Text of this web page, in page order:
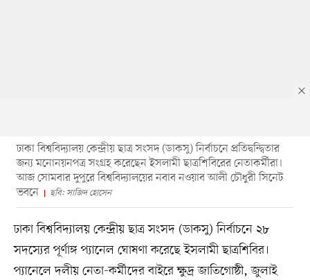
ঢাকা বিশ্ববিদ্যালয় কেন্দ্রীয় ছাত্র সংসদ (ডাকসু) নির্বাচনে প্রতিদ্বন্দ্বিতার
জন্য মনোনয়নপত্র সংগ্রহ করেছেন ইসলামী ছাত্রশিবিরের নেতাকর্মীরা।
আজ সোমবার দুপুরে বিশ্ববিদ্যালয়ের নবাব নওয়াব আলী চৌধুরী সিনেট
ভবনে
ছবি: সাজিদ হোসেন
ঢাকা বিশ্ববিদ্যালয় কেন্দ্রীয় ছাত্র সংসদ (ডাকসু) নির্বাচনে ২৮
সদস্যের পূর্ণাঙ্গ প্যানেল ঘোষণা করেছে ইসলামী ছাত্রশিবির।
প্যানেলে দলীয় নেতা-কর্মীদের বাইরে ক্ষুদ্র জাতিগোষ্ঠী, জুলাই